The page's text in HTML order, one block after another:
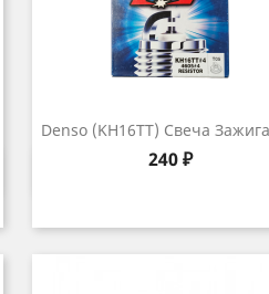
Denso (KH16TT) Свеча
Цена
240 ₽
Быстрый просмотр